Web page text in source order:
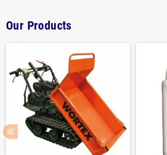
Our Products